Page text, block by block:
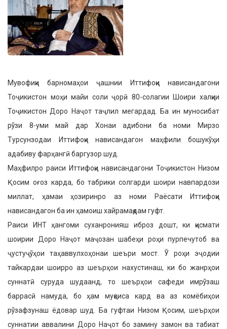
Мувофиқи барномаҳои ҷашнии Иттифоқи нависандагони
Тоҷикистон моҳи майи соли ҷорӣ 80-солагии Шоири халқии
Тоҷикистон Доро Наҷот таҷлил мегардад. Ба ин муносибат
рўзи 8-уми май дар Хонаи адибони ба номи Мирзо
Турсунзодаи Иттифоқи нависандагон маҳфили бошукўҳи
адабиву фарҳангӣ баргузор шуд.
Маҳфилро раиси Иттифоқи нависандагони Тоҷикистон Низом
Қосим оғоз карда, бо табрики солгарди шоири навпардози
миллат, ҳамаи ҳозиринро аз номи Раёсати Иттифоқи
нависандагон ба ин ҳамоиш хайрамақдам гуфт.
Раиси ИНТ ҳангоми суханронияш иброз дошт, ки қисмати
шоирии Доро Наҷот маҷозан шабеҳи роҳи пурпечутоб ва
ҷустуҷўҳои таҳаввулхоҳонаи шеъри мост. Ў роҳи эҷодии
тайкардаи шоирро аз шеърҳои нахустинаш, ки бо жанрҳои
суннатӣ суруда шудаанд, то шеърҳои сафеди имрўзаш
баррасӣ намуда, бо ҳам муқоиса кард ва аз комёбиҳои
рўзафзунаш ёдовар шуд. Ба гуфтаи Низом Қосим, шеърҳои
суннатии аввалини Доро Наҷот бо замину замон ва табиат